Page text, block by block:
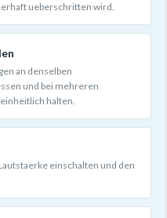
ueberschritten wird.
an denselben
und bei mehreren
halten.
einschalten und den